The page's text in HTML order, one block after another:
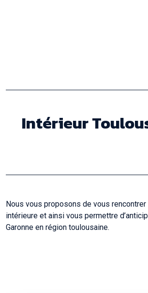
Intérieur
Nous vous proposons de vous
intérieure et ainsi vous permettre
Garonne en région toulousaine.